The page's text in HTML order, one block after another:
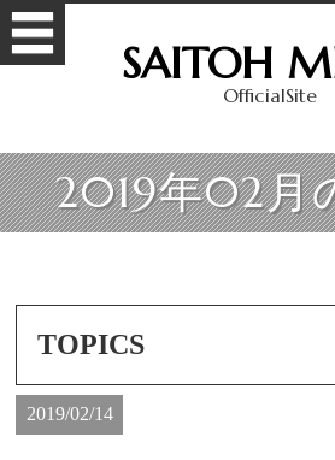
SAITOH
OfficialSite
2019年02月
TOPICS
2019/02/14